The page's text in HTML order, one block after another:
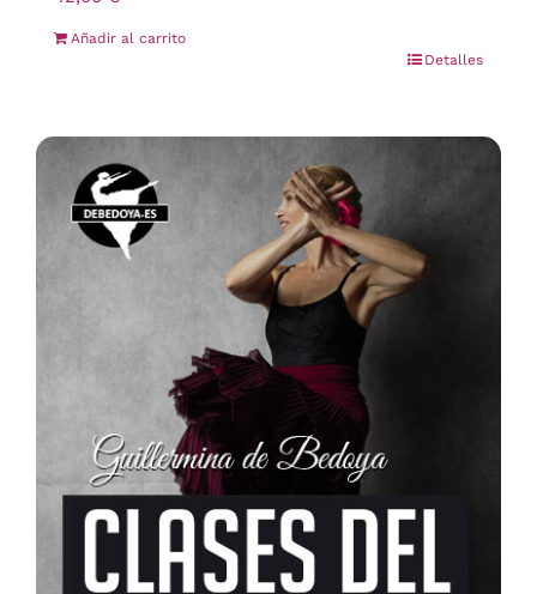
Añadir al carrito
Detalles